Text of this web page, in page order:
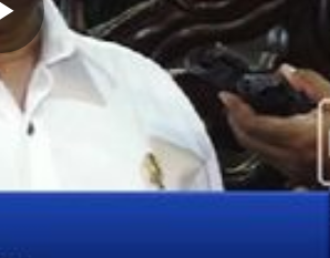
Memutarkan
Video